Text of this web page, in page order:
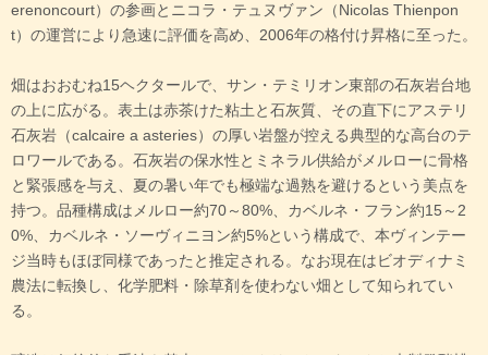
erenoncourt）の参画とニコラ・テュヌヴァン（Nicolas Thienpon
t）の運営により急速に評価を高め、2006年の格付け昇格に至った。
畑はおおむね15ヘクタールで、サン・テミリオン東部の石灰岩台地
の上に広がる。表土は赤茶けた粘土と石灰質、その直下にアステリ
石灰岩（calcaire a asteries）の厚い岩盤が控える典型的な高台のテ
ロワールである。石灰岩の保水性とミネラル供給がメルローに骨格
と緊張感を与え、夏の暑い年でも極端な過熟を避けるという美点を
持つ。品種構成はメルロー約70～80%、カベルネ・フラン約15～2
0%、カベルネ・ソーヴィニヨン約5%という構成で、本ヴィンテー
ジ当時もほぼ同様であったと推定される。なお現在はビオディナミ
農法に転換し、化学肥料・除草剤を使わない畑として知られてい
る。